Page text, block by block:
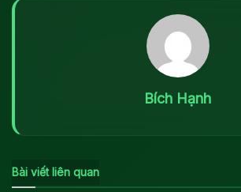
Bích Hạnh
Bài viết liên quan